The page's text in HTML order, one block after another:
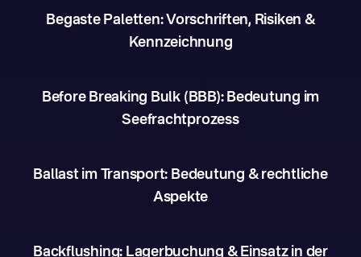
Begaste Paletten: Vorschriften, Risiken &
Kennzeichnung
Before Breaking Bulk (BBB): Bedeutung im
Seefrachtprozess
Ballast im Transport: Bedeutung & rechtliche
Aspekte
Backflushing: Lagerbuchung & Einsatz in der